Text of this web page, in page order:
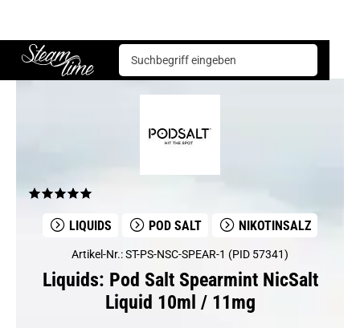
Steam time
Liquids Pod Salt Spearmint NicSalt Liquid 10ml / 11mg
LIQUIDS POD SALT NIKOTINSALZ
Artikel-Nr.: ST-PS-NSC-SPEAR-1 (PID 57341)
Liquids: Pod Salt Spearmint NicSalt
Liquid 10ml / 11mg